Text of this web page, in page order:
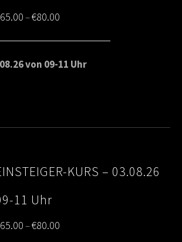
65.00–€80.00
range:
€65.00
von 09-11 Uhr
KURS – 03.08.26
11 Uhr
65.00–€80.00